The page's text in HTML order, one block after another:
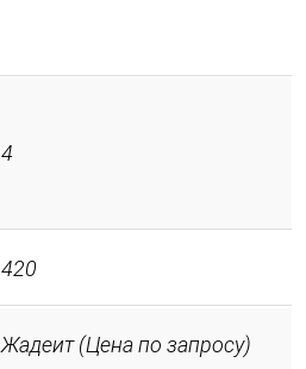
4
420
Жадеит (Цена по запросу)